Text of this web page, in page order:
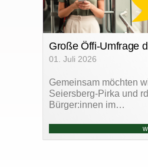
Große Öffi-Umfrage
01. Juli 2026
Gemeinsam möchten
Seiersberg-Pirka und
Bürger:innen im…